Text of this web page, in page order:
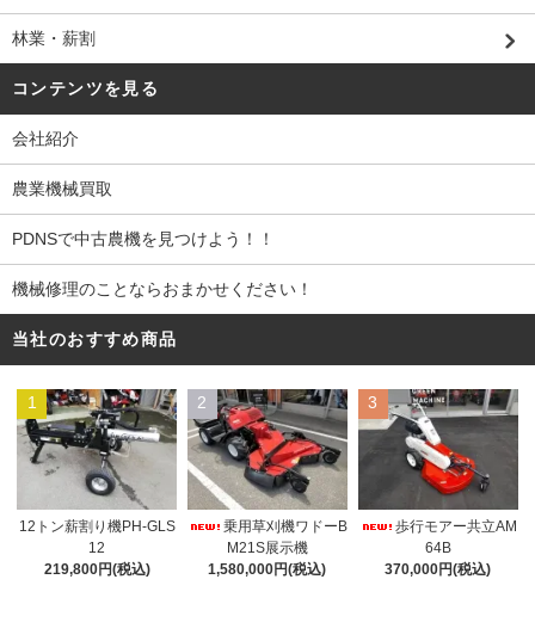
林業・薪割
コンテンツを見る
会社紹介
農業機械買取
PDNSで中古農機を見つけよう！！
機械修理のことならおまかせください！
当社のおすすめ商品
1
12トン薪割り機PH-GLS
12
219,800円(税込)
2
乗用草刈機ワドーB
M21S展示機
1,580,000円(税込)
3
歩行モアー共立AM
64B
370,000円(税込)